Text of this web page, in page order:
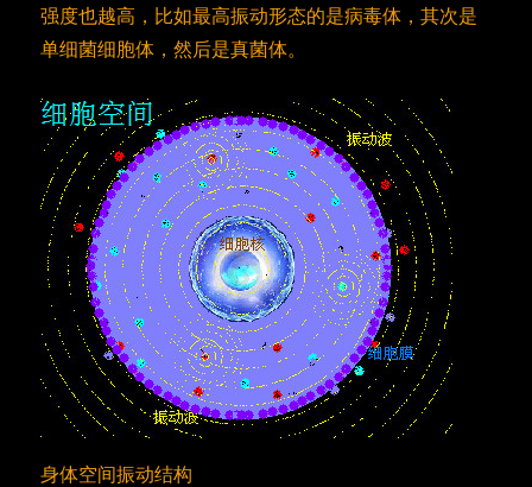
强度也越高，比如最高振动形态的是病毒体，其次是
单细菌细胞体，然后是真菌体。
身体空间振动结构